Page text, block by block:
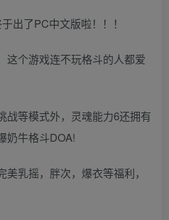
出了PC中文版啦！！！
这个游戏连不玩格斗的人都爱
战等模式外，灵魂能力6还拥有
奶牛格斗DOA!
乳摇，胖次，爆衣等福利，